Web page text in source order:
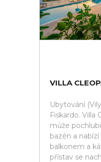
VILLA
Ubytování
Fiskardo. Villa
může
bazén a
balkonem a
přístav se